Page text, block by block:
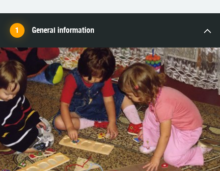
General information